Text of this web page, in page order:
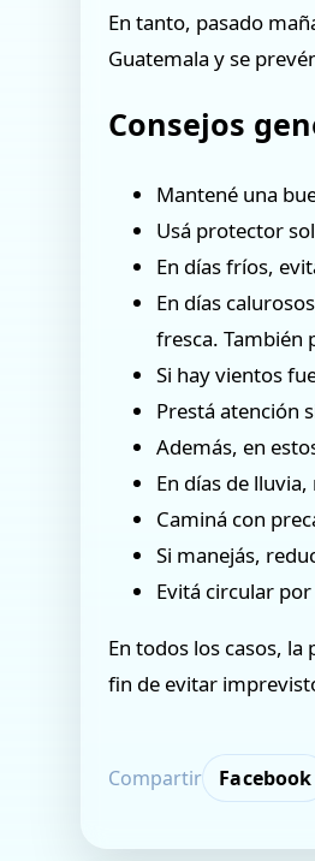
En tanto, pasado
Guatemala y se
Consejos
Mantené una
Usá protector
En días fríos,
En días
fresca. También
Si hay vientos
Prestá atención
Además, en
En días de
Caminá con
Si manejás,
Evitá circular
En todos los casos,
fin de evitar
Compartir Facebook